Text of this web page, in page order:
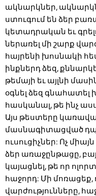
ակնարկներ,
ստուգում են ձեր
կետադրական եւ
ներառել մի շարք
հայրենի խոսնակի
ինքներդ ձեզ,
թեմայի եւ այլնի
օգնել ձեզ գնահատել
հասկանալ, թե ինչ
Այս թեստերը
մասնագիտացված
ուսուցիչներ: Ոչ
ձեր առաջընթացը,
կայացնել, թե որ
հաջորդ: Մի մոռացեք,
վարժությունները,